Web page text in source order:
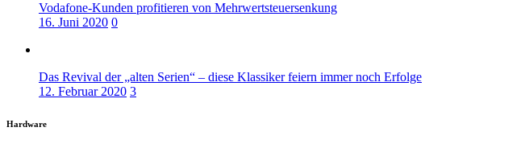
Vodafone-Kunden profitieren von Mehrwertsteuersenkung
16. Juni 2020 0
Das Revival der „alten Serien“ – diese Klassiker feiern immer noch Erfolge
12. Februar 2020 3
Hardware